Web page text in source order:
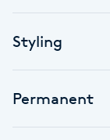
E
Enzympeeling
Extensions
Styling
Permanent